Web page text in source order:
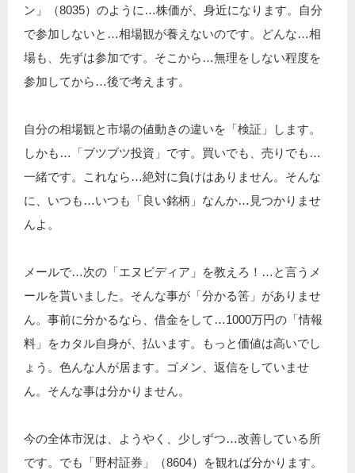
ン」（8035）のように…株価が、身近になります。自分
で参加しないと…相場観が養えないのです。どんな…相
場も、先ずは参加です。そこから…無理をしない程度を
参加してから…後で考えます。
自分の相場観と市場の値動きの違いを「検証」します。
しかも…「ブツブツ投資」です。買いでも、売りでも…
一緒です。これなら…絶対に負けはありません。そんな
に、いつも…いつも「良い銘柄」なんか…見つかりませ
んよ。
メールで…次の「エヌビディア」を教えろ！…と言うメ
ールを貰いました。そんな事が「分かる筈」がありませ
ん。事前に分かるなら、借金をして…1000万円の「情報
料」をカタル自身が、払います。もっと価値は高いでし
ょう。色んな人が居ます。ゴメン、返信をしていませ
ん。そんな事は分かりません。
今の全体市況は、ようやく、少しずつ…改善している所
です。でも「野村証券」（8604）を観れば分かります。